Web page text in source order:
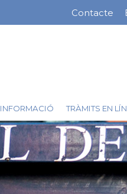
Menú
Contacte
INFORMACIÓ TRÀMITS EN